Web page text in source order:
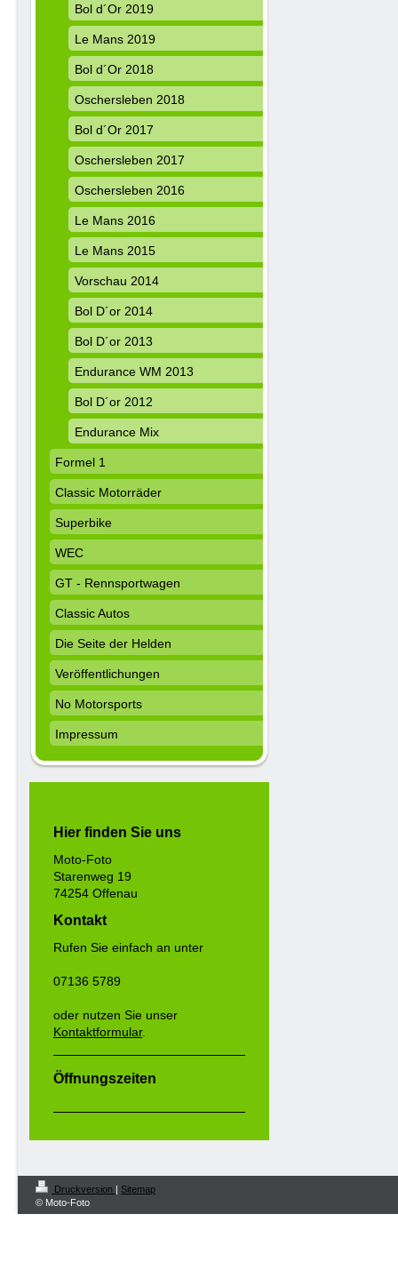
Bol d´Or 2019
Le Mans 2019
Bol d´Or 2018
Oschersleben 2018
Bol d´Or 2017
Oschersleben 2017
Oschersleben 2016
Le Mans 2016
Le Mans 2015
Vorschau 2014
Bol D´or 2014
Bol D´or 2013
Endurance WM 2013
Bol D´or 2012
Endurance Mix
Formel 1
Classic Motorräder
Superbike
WEC
GT - Rennsportwagen
Classic Autos
Die Seite der Helden
Veröffentlichungen
No Motorsports
Impressum
Hier finden Sie uns
Moto-Foto
Starenweg 19
74254 Offenau
Kontakt
Rufen Sie einfach an unter
07136 5789
oder nutzen Sie unser
Kontaktformular.
Öffnungszeiten
Druckversion | Sitemap
© Moto-Foto